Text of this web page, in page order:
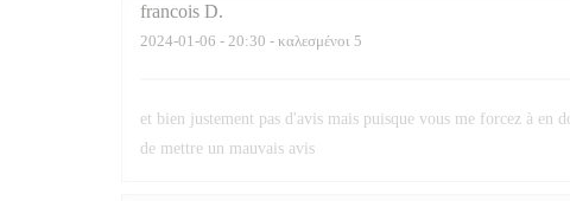
francois D
2024-01-06 - 20:30 - καλεσμένοι 5
et bien justement pas d'avis mais puisque vous me forcez à en
de mettre un mauvais avis